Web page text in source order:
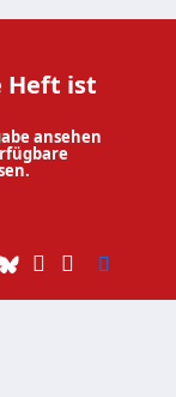
Heft ist
ansehen